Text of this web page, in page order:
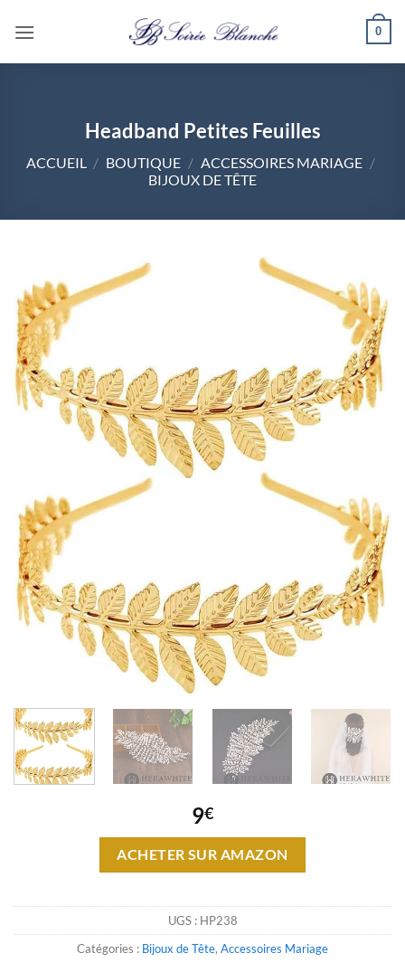
0
Headband Petites Feuilles
ACCUEIL / BOUTIQUE / ACCESSOIRES MARIAGE /
BIJOUX DE TÊTE
9€
ACHETER SUR AMAZON
UGS : HP238
Catégories : Bijoux de Tête, Accessoires Mariage